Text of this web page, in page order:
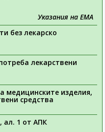
Указания на ЕМА
без лекарско
лекарствени
медицинските изделия,
средства
ал. 1 от АПК